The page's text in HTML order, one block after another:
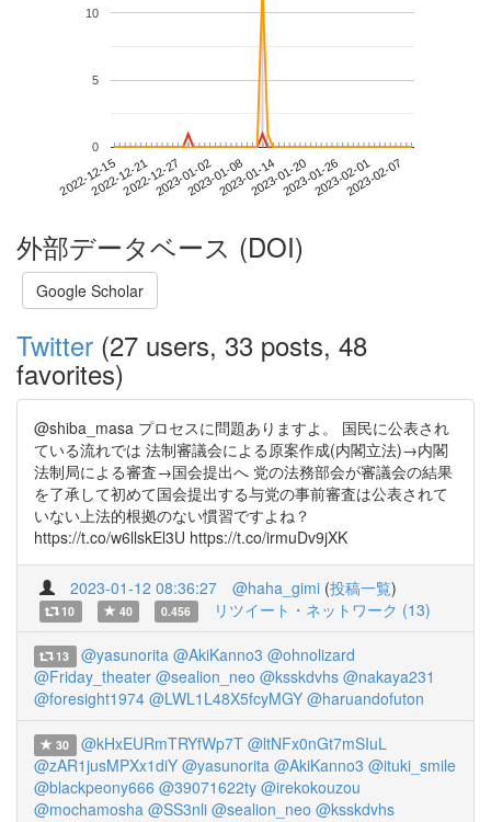
2022-12-152022-12-212022-12-272023-01-022023-01-082023-01-142023-01-202023-01-262023-02-012023-02-07
0
5
10
外部データベース (DOI)
Google Scholar
Twitter (27 users, 33 posts, 48
favorites)
@shiba_masa プロセスに問題ありますよ。 国民に公表され
ている流れでは 法制審議会による原案作成(内閣立法)→内閣
法制局による審査→国会提出へ 党の法務部会が審議会の結果
を了承して初めて国会提出する与党の事前審査は公表されて
いない上法的根拠のない慣習ですよね？
https://t.co/w6llskEl3U https://t.co/irmuDv9jXK
2023-01-12 08:36:27 @haha_gimi (投稿一覧)
10 40 0.456 リツイート・ネットワーク (13)
13 @yasunorita @AkiKanno3 @ohnolizard
@Friday_theater @sealion_neo @ksskdvhs @nakaya231
@foresight1974 @LWL1L48X5fcyMGY @haruandofuton
30 @kHxEURmTRYfWp7T @ltNFx0nGt7mSIuL
@zAR1jusMPXx1diY @yasunorita @AkiKanno3 @ituki_smile
@blackpeony666 @39071622ty @irekokouzou
@mochamosha @SS3nli @sealion_neo @ksskdvhs